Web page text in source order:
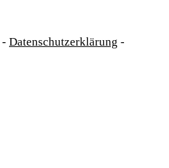
- Datenschutzerklärung -